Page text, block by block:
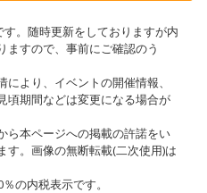
。随時更新をしておりますが内
ますので、事前にご確認のう
より、イベントの開催情報、
頃期間などは変更になる場合が
本ページへの掲載の許諾をい
す。画像の無断転載(二次使用)は
の内税表示です。